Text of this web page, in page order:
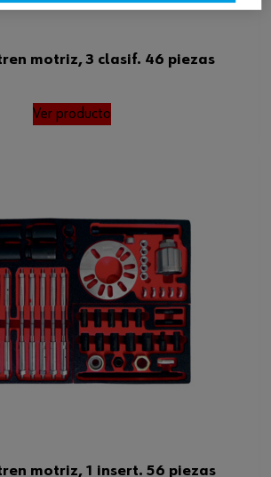
motriz, 3 clasif. 46 piezas
Ver producto
motriz, 1 insert. 56 piezas